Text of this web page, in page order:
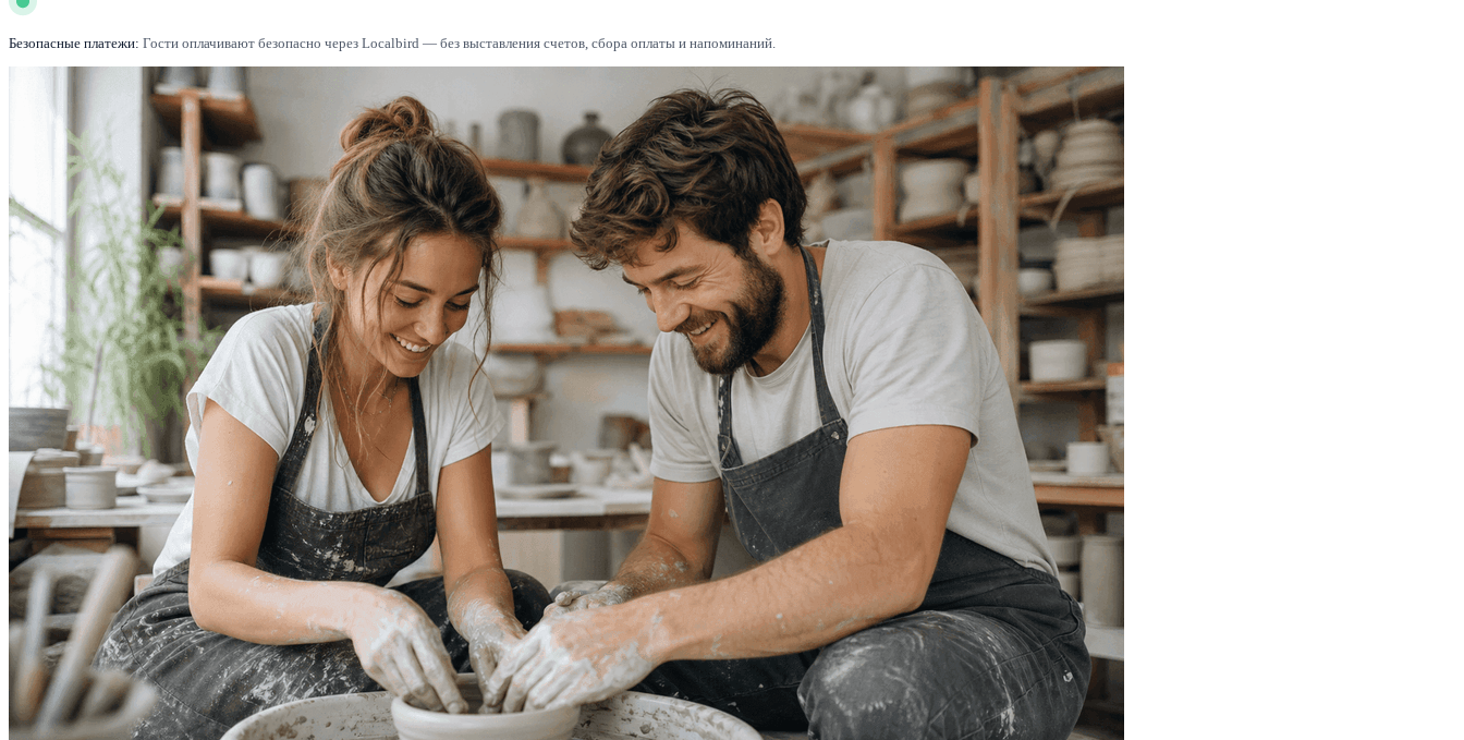
Безопасные платежи: Гости оплачивают безопасно через Localbird — без выставления счетов, сбора оплаты и напоминаний.